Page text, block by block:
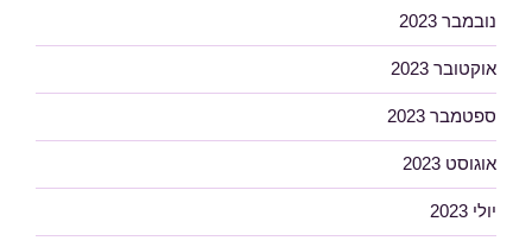
נובמבר 2023
אוקטובר 2023
ספטמבר 2023
אוגוסט 2023
יולי 2023